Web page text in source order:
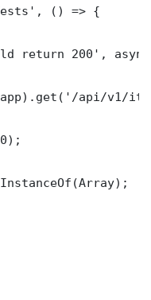
() => {
return 200',
api/v1/